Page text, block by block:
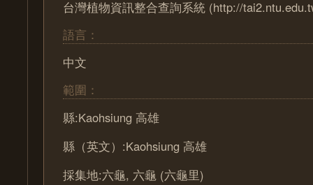
台灣植物資訊整合查詢系統 (http://
語言：
中文
範圍：
縣:Kaohsiung 高雄
縣（英文）:Kaohsiung 高雄
採集地:六龜, 六龜 (六龜里)